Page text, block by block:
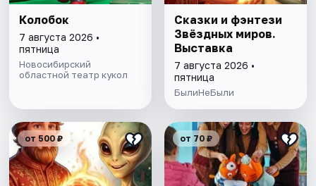
Колобок
7 августа 2026 •
пятница
Новосибирский
областной театр кукол
Сказки и фэнтези
Звёздных миров.
Выставка
7 августа 2026 •
пятница
БылиНеБыли
от 500 ₽ от 70 ₽